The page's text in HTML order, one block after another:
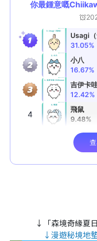
↓「森境奇緣夏
↓漫遊秘境地